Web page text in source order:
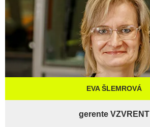
EVA ŠLEMROVÁ
gerente VZVRENT